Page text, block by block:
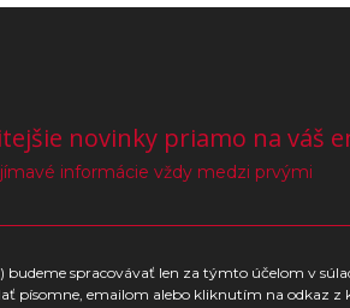
novinky priamo na váš
informácie vždy medzi prvými
budeme spracovávať len za týmto účelom v
písomne, emailom alebo kliknutím na odkaz